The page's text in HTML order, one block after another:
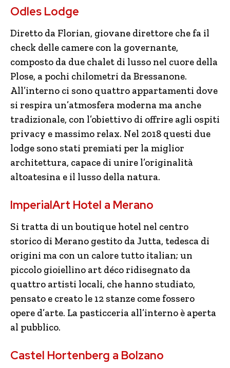
Odles Lodge
Diretto da Florian, giovane direttore che fa il
check delle camere con la governante,
composto da due chalet di lusso nel cuore della
Plose, a pochi chilometri da Bressanone.
All’interno ci sono quattro appartamenti dove
si respira un’atmosfera moderna ma anche
tradizionale, con l’obiettivo di offrire agli ospiti
privacy e massimo relax. Nel 2018 questi due
lodge sono stati premiati per la miglior
architettura, capace di unire l’originalità
altoatesina e il lusso della natura.
ImperialArt Hotel a Merano
Si tratta di un boutique hotel nel centro
storico di Merano gestito da Jutta, tedesca di
origini ma con un calore tutto italian; un
piccolo gioiellino art déco ridisegnato da
quattro artisti locali, che hanno studiato,
pensato e creato le 12 stanze come fossero
opere d’arte. La pasticceria all’interno è aperta
al pubblico.
Castel Hortenberg a Bolzano